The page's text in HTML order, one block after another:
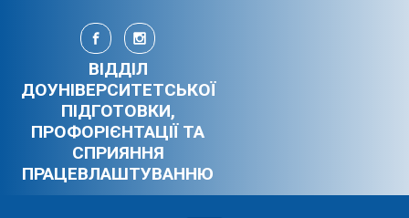
Skip to main content
ВІДДІЛ
ДОУНІВЕРСИТЕТСЬКОЇ
ПІДГОТОВКИ,
ПРОФОРІЄНТАЦІЇ ТА
СПРИЯННЯ
ПРАЦЕВЛАШТУВАННЮ